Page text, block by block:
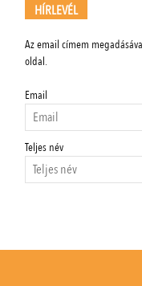
HÍRLEVÉL
Az email címem
oldal.
Email
Teljes név